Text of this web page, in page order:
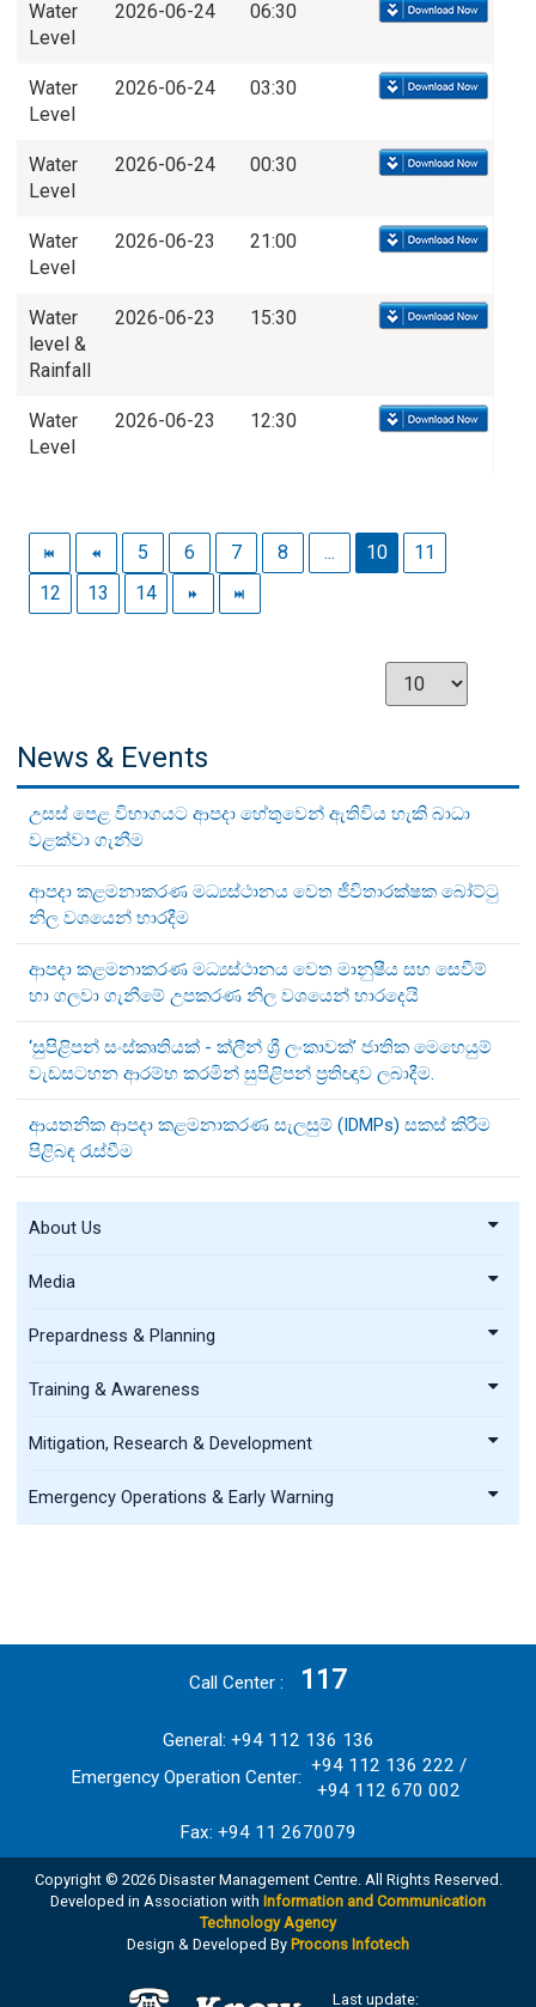
Water
Level
2026-06-24 06:30
Water
Level
2026-06-24 03:30
Water
Level
2026-06-24 00:30
Water
Level
2026-06-23 21:00
Water
level &
Rainfall
2026-06-23 15:30
Water
Level
2026-06-23 12:30
5 6 7 8 ... 10
11
12
13 14
News & Events
උසස් පෙළ විභාගයට ආපදා හේතුවෙන් ඇතිවිය හැකි බාධා
වළක්වා ගැනීම
ආපදා කළමනාකරණ මධ්‍යස්ථානය වෙත ජීවිතාරක්ෂක බෝට්ටු
නිල වශයෙන් භාරදීම
ආපදා කළමනාකරණ මධ්‍යස්ථානය වෙත මානුෂීය සහ සෙවීම්
හා ගලවා ගැනීමේ උපකරණ නිල වශයෙන් භාරදෙයි
‘සුපිළිපන් සංස්කෘතියක් - ක්ලීන් ශ්‍රී ලංකාවක්’ ජාතික මෙහෙයුම්
වැඩසටහන ආරම්භ කරමින් සුපිළිපන් ප්‍රතිඥාව ලබාදීම.
ආයතනික ආපදා කළමනාකරණ සැලසුම් (IDMPs) සකස් කිරීම
පිළිබඳ රැස්වීම
About Us
Media
Prepardness & Planning
Training & Awareness
Mitigation, Research & Development
Emergency Operations & Early Warning
Call Center 117
General: +94 112 136 136
Emergency Operation Center:
+94 112 136 222 /
+94 112 670 002
Fax: +94 11 2670079
Copyright © 2026 Disaster Management Centre. All Rights Reserved.
Developed in Association with Information and Communication
Technology Agency
Design & Developed By Procons Infotech
Last update: